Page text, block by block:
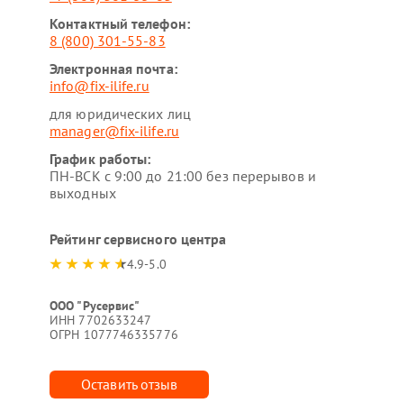
Контактный телефон:
8 (800) 301-55-83
Электронная почта:
info@fix-ilife.ru
для юридических лиц
manager@fix-ilife.ru
График работы:
ПН-ВСК с 9:00 до 21:00 без перерывов и
выходных
Рейтинг сервисного центра
4.9-5.0
ООО "Русервис"
ИНН 7702633247
ОГРН 1077746335776
Оставить отзыв